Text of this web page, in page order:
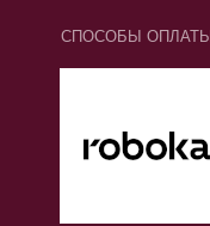
СПОСОБЫ ОПЛАТЫ